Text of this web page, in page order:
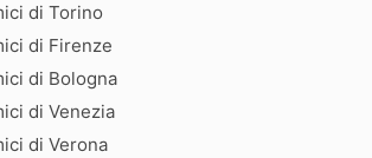
di Torino
di Firenze
di Bologna
di Venezia
di Verona